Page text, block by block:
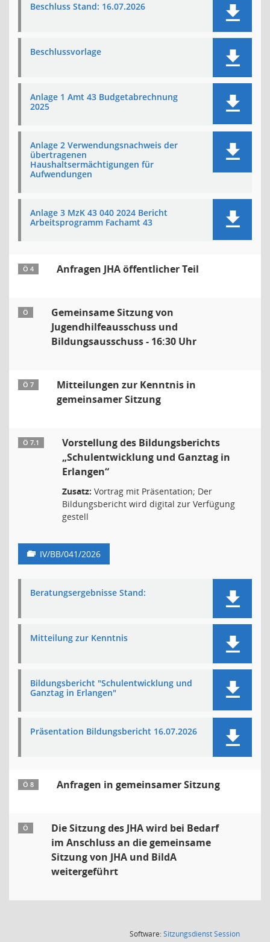
Beschluss Stand: 16.07.2026
Beschlussvorlage
Anlage 1 Amt 43 Budgetabrechnung
2025
Anlage 2 Verwendungsnachweis der
übertragenen
Haushaltsermächtigungen für
Aufwendungen
Anlage 3 MzK 43 040 2024 Bericht
Arbeitsprogramm Fachamt 43
Ö 4 Anfragen JHA öffentlicher Teil
Ö
Gemeinsame Sitzung von
Jugendhilfeausschuss und
Bildungsausschuss - 16:30 Uhr
Ö 7
Mitteilungen zur Kenntnis in
gemeinsamer Sitzung
Ö 7.1
Vorstellung des Bildungsberichts
„Schulentwicklung und Ganztag in
Erlangen“
Zusatz: Vortrag mit Präsentation; Der
Bildungsbericht wird digital zur Verfügung
gestell
IV/BB/041/2026
Beratungsergebnisse Stand:
Mitteilung zur Kenntnis
Bildungsbericht "Schulentwicklung und
Ganztag in Erlangen"
Präsentation Bildungsbericht 16.07.2026
Ö 8 Anfragen in gemeinsamer Sitzung
Ö
Die Sitzung des JHA wird bei Bedarf
im Anschluss an die gemeinsame
Sitzung von JHA und BildA
weitergeführt
Software:SitzungsdienstSession(Wird in